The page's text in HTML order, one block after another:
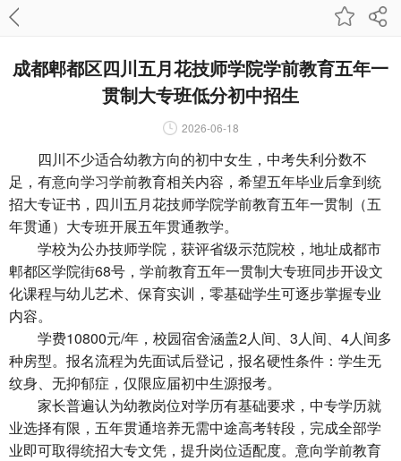
成都郫都区四川五月花技师学院学前教育五年一
贯制大专班低分初中招生
2026-06-18
四川不少适合幼教方向的初中女生，中考失利分数不
足，有意向学习学前教育相关内容，希望五年毕业后拿到统
招大专证书，四川五月花技师学院学前教育五年一贯制（五
年贯通）大专班开展五年贯通教学。
学校为公办技师学院，获评省级示范院校，地址成都市
郫都区学院街68号，学前教育五年一贯制大专班同步开设文
化课程与幼儿艺术、保育实训，零基础学生可逐步掌握专业
内容。
学费10800元/年，校园宿舍涵盖2人间、3人间、4人间多
种房型。报名流程为先面试后登记，报名硬性条件：学生无
纹身、无抑郁症，仅限应届初中生源报考。
家长普遍认为幼教岗位对学历有基础要求，中专学历就
业选择有限，五年贯通培养无需中途高考转段，完成全部学
业即可取得统招大专文凭，提升岗位适配度。意向学前教育